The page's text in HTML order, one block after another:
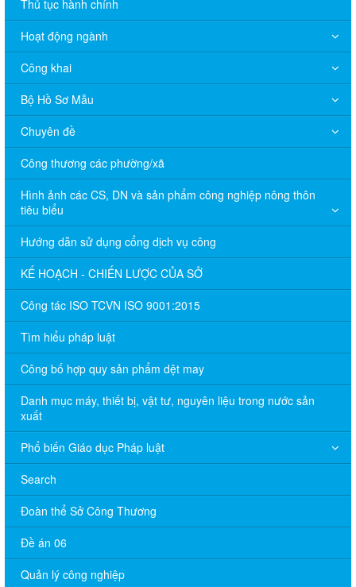
Thủ tục hành chính
Hoạt động ngành
Công khai
Bộ Hồ Sơ Mẫu
Chuyên đề
Công thương các phường/xã
Hình ảnh các CS, DN và sản phẩm công nghiệp nông thôn
tiêu biểu
Hướng dẫn sử dụng cổng dịch vụ công
KẾ HOẠCH - CHIẾN LƯỢC CỦA SỞ
Công tác ISO TCVN ISO 9001:2015
Tìm hiểu pháp luật
Công bố hợp quy sản phẩm dệt may
Danh mục máy, thiết bị, vật tư, nguyên liệu trong nước sản
xuất
Phổ biến Giáo dục Pháp luật
Search
Đoàn thể Sở Công Thương
Đề án 06
Quản lý công nghiệp